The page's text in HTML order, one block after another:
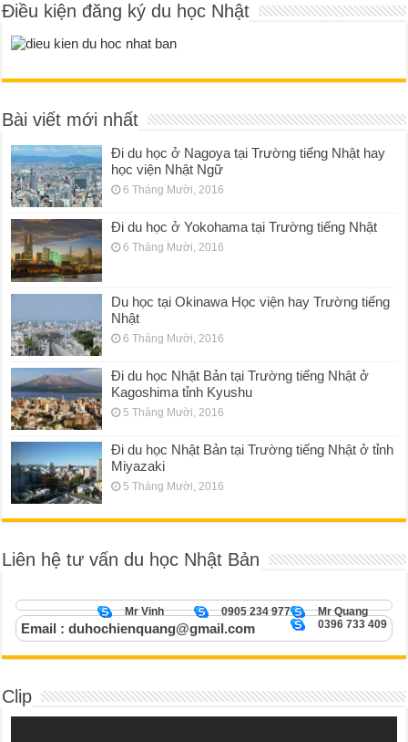
Điều kiện đăng ký du học Nhật
Bài viết mới nhất
Đi du học ở Nagoya tại Trường tiếng Nhật hay
học viện Nhật Ngữ
6 Tháng Mười, 2016
Đi du học ở Yokohama tại Trường tiếng Nhật
6 Tháng Mười, 2016
Du học tại Okinawa Học viện hay Trường tiếng
Nhật
6 Tháng Mười, 2016
Đi du học Nhật Bản tại Trường tiếng Nhật ở
Kagoshima tỉnh Kyushu
5 Tháng Mười, 2016
Đi du học Nhật Bản tại Trường tiếng Nhật ở tỉnh
Miyazaki
5 Tháng Mười, 2016
Liên hệ tư vấn du học Nhật Bản
Mr Quang
0905 234 977
Mr Vinh
0396 733 409
Email : duhochienquang@gmail.com
Clip